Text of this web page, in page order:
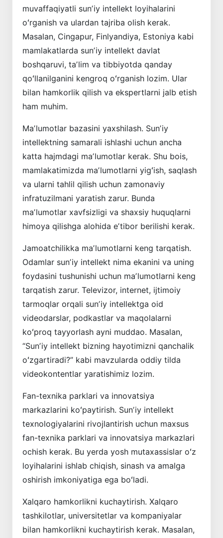
muvaffaqiyatli sunʼiy intellekt loyihalarini
oʻrganish va ulardan tajriba olish kerak.
Masalan, Cingapur, Finlyandiya, Estoniya kabi
mamlakatlarda sunʼiy intellekt davlat
boshqaruvi, taʼlim va tibbiyotda qanday
qoʻllanilganini keng­roq oʻrganish lozim. Ular
bilan hamkorlik qilish va ekspertlarni jalb etish
ham muhim.
Maʼlumotlar bazasini yaxshilash. ­Sunʼiy
intellektning samarali ishlashi uchun ancha
katta hajmdagi maʼlumotlar kerak. Shu bois,
mamlakatimizda maʼlumotlarni yigʻish, saqlash
va ularni tahlil qilish uchun zamonaviy
infratuzilmani yaratish zarur. Bunda
maʼlumotlar xavfsizligi va shaxsiy huquqlarni
himoya qilishga alohida eʼtibor berilishi kerak.
Jamoatchilikka maʼlumotlarni keng tarqatish.
Odamlar sunʼiy intellekt nima ekanini va uning
foydasini tushunishi uchun maʼlumotlarni keng
tarqatish zarur. Televizor, internet, ­ijtimoiy
tarmoqlar orqali sunʼiy intellektga oid
videodarslar, podkastlar va maqolalarni
koʻproq tayyorlash ayni muddao. Masalan,
“Sunʼiy intellekt bizning hayo­timizni qanchalik
oʻzgartiradi?” kabi mavzularda oddiy tilda
videokontentlar yaratishimiz lozim.
Fan-texnika parklari va innovatsiya
markazlarini koʻpaytirish. Sunʼiy intellekt
texnologiyalarini rivojlantirish uchun maxsus
fan-texnika parklari va innovatsiya markazlari
ochish kerak. Bu yerda yosh mutaxassislar oʻz
loyihalarini ishlab chiqish, sinash va amalga
oshirish imkoniyatiga ega boʻladi.
Xalqaro hamkorlikni kuchaytirish. Xalqaro
tashkilotlar, universitetlar va kompaniyalar
bilan hamkorlikni kuchaytirish kerak. Masalan,